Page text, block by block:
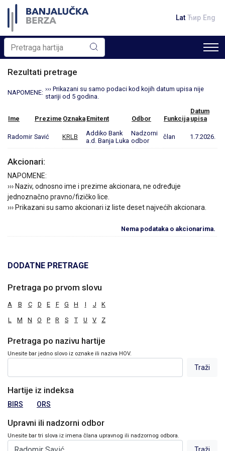
Lat Ћир Eng
Rezultati pretrage
NAPOMENE: ››› Prikazani su samo podaci kod kojih datum upisa nije
stariji od 5 godina.
Ime Prezime Oznaka Emitent Odbor Funkcija
Datum
upisa
Radomir Savić KRLB
Addiko Bank
a.d. Banja Luka
Nadzorni
odbor
član 1.7.2026.
Akcionari:
NAPOMENE:
››› Naziv, odnosno ime i prezime akcionara, ne određuje
jednoznačno pravno/fizičko lice.
››› Prikazani su samo akcionari iz liste deset najvećih akcionara.
Nema podataka o akcionarima.
DODATNE PRETRAGE
Pretraga po prvom slovu
A B C D E F G H I J K
L M N O P R S T U V Z
Pretraga po nazivu hartije
Unesite bar jedno slovo iz oznake ili naziva HOV.
Hartije iz indeksa
BIRS ORS
Upravni ili nadzorni odbor
Unesite bar tri slova iz imena člana upravnog ili nadzornog odbora.